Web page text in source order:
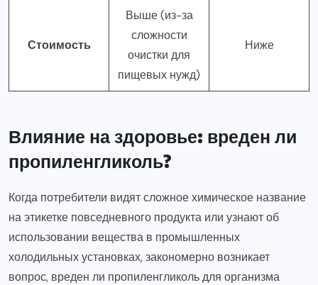
Стоимость
Выше (из-за
сложности
очистки для
пищевых нужд)
Ниже
Влияние на здоровье: вреден ли
пропиленгликоль?
Когда потребители видят сложное химическое название
на этикетке повседневного продукта или узнают об
использовании вещества в промышленных
холодильных установках, закономерно возникает
вопрос, вреден ли пропиленгликоль для организма